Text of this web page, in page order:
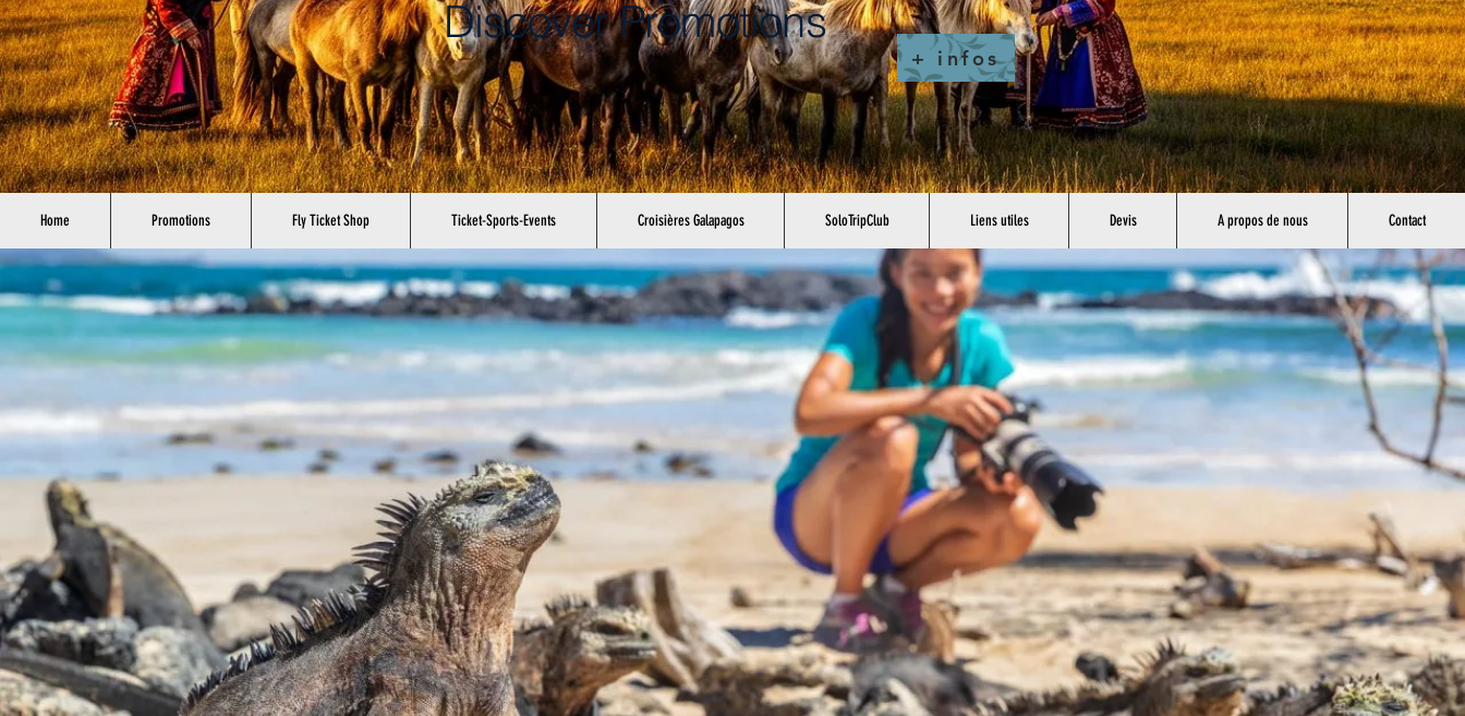
Discover Promotions
+ infos
Home Promotions Fly Ticket Shop Ticket-Sports-Events Croisières Galapagos SoloTripClub Liens utiles Devis A propos de nous Contact